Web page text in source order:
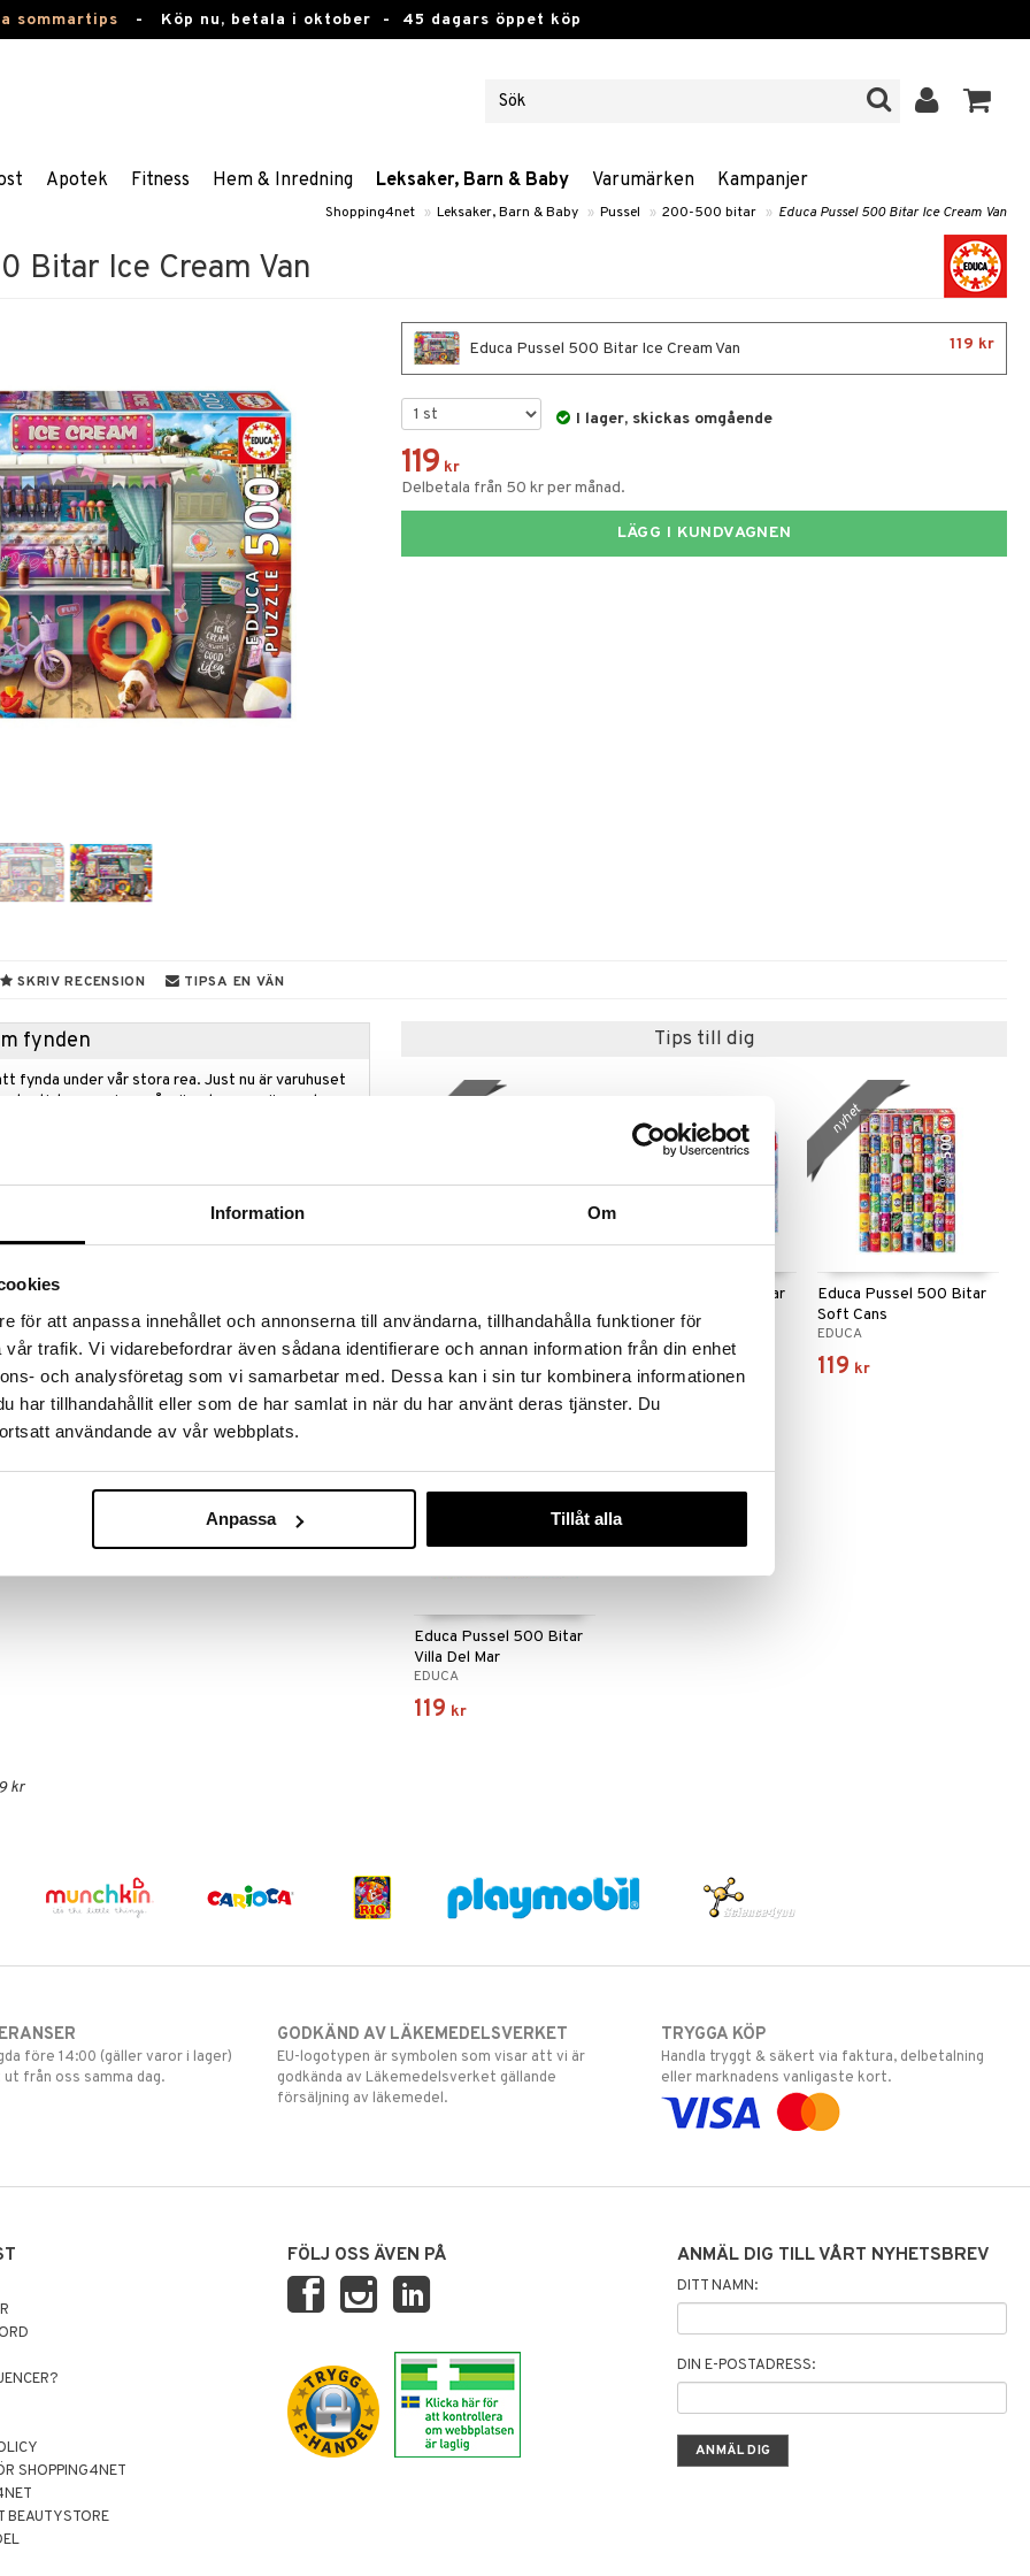
Information Om
för att anpassa innehållet och annonserna till användarna, tillhandahålla funktioner för
trafik. Vi vidarebefordrar även sådana identifierare och annan information från din enhet
och analysföretag som vi samarbetar med. Dessa kan i sin tur kombinera informationen
har tillhandahållit eller som de har samlat in när du har använt deras tjänster. Du
användande av vår webbplats.
Anpassa Tillåt alla
sommartips - Köp nu, betala i oktober - 45 dagars öppet köp
Apotek Fitness Hem & Inredning Leksaker, Barn & Baby Varumärken Kampanjer
Shopping4net » Leksaker, Barn & Baby » Pussel » 200-500 bitar » Educa Pussel 500 Bitar Ice Cream Van
Bitar Ice Cream Van
Educa Pussel 500 Bitar Ice Cream Van 119 kr
I lager, skickas omgående
119 kr
Delbetala från 50 kr per månad.
LÄGG I KUNDVAGNEN
SKRIV RECENSION TIPSA EN VÄN
fynden
fynda under vår stora rea. Just nu är varuhuset
reapriser på mängder av spännande
»
på?
samlingen av pussel för vuxna på marknaden,
och med de bästa bilderna och mest
kr
Tips till dig
Colorful Collage
EDUCA
119 kr
Educa Pussel 500 Bitar
Ice Cream
EDUCA
99 kr
Educa Pussel 500 Bitar
Soft Cans
EDUCA
119 kr
nyhet
Educa Pussel 500 Bitar
Villa Del Mar
EDUCA
119 kr
nyhet
före 14:00 (gäller varor i lager)
från oss samma dag.
GODKÄND AV LÄKEMEDELSVERKET
EU-logotypen är symbolen som visar att vi är
godkända av Läkemedelsverket gällande
försäljning av läkemedel.
TRYGGA KÖP
Handla tryggt & säkert via faktura, delbetalning
eller marknadens vanligaste kort.
SHOPPING4NET
BEAUTYSTORE
FÖLJ OSS ÄVEN PÅ ANMÄL DIG TILL VÅRT NYHETSBREV
DITT NAMN:
DIN E-POSTADRESS: